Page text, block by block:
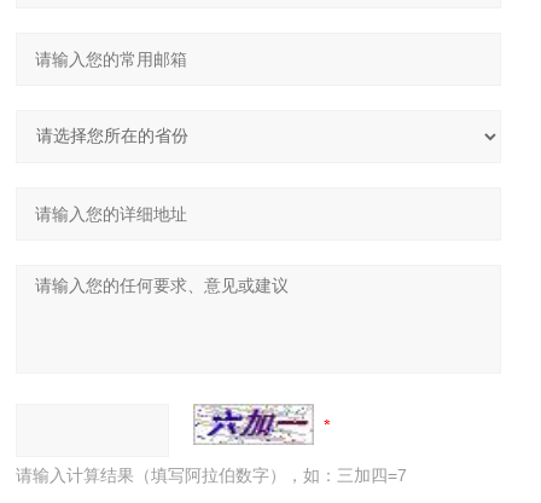
请输入计算结果（填写阿拉伯数字），如：三加四=7